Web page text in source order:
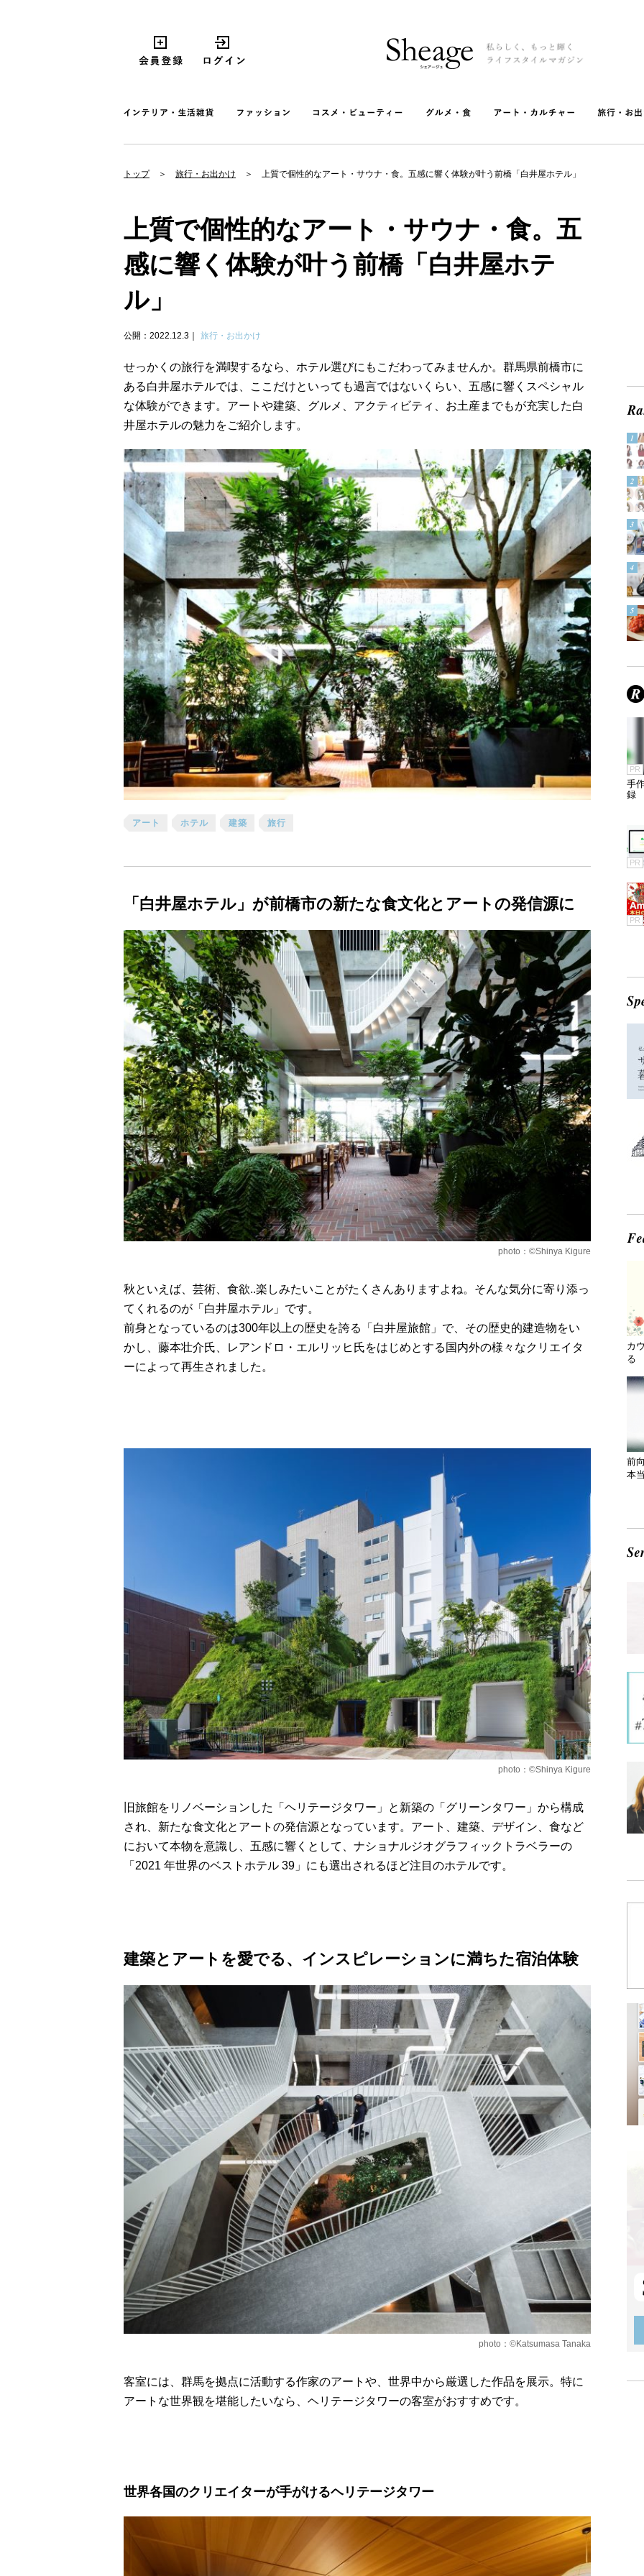
トップ 旅行・お出かけ 上質で個性的なアート・サウナ・食。五感に響く体験が叶う前橋「白井屋ホテル」
上質で個性的なアート・サウナ・食。五
感に響く体験が叶う前橋「白井屋ホテ
ル」
公開：2022.12.3 旅行・お出かけ
せっかくの旅行を満喫するなら、ホテル選びにもこだわってみませんか。群馬県前橋市に
ある白井屋ホテルでは、ここだけといっても過言ではないくらい、五感に響くスペシャル
な体験ができます。アートや建築、グルメ、アクティビティ、お土産までもが充実した白
井屋ホテルの魅力をご紹介します。
アート ホテル 建築 旅行
「白井屋ホテル」が前橋市の新たな食文化とアートの発信源に
photo：©Shinya Kigure
秋といえば、芸術、食欲..楽しみたいことがたくさんありますよね。そんな気分に寄り添っ
てくれるのが「白井屋ホテル」です。
前身となっているのは300年以上の歴史を誇る「⽩井屋旅館」で、その歴史的建造物をい
かし、藤本壮介氏、レアンドロ・エルリッヒ氏をはじめとする国内外の様々なクリエイタ
ーによって再生されました。
photo：©Shinya Kigure
旧旅館をリノベーションした「ヘリテージタワー」と新築の「グリーンタワー」から構成
され、新たな食文化とアートの発信源となっています。アート、建築、デザイン、⾷など
において本物を意識し、五感に響くとして、ナショナルジオグラフィックトラベラーの
「2021 年世界のベストホテル 39」にも選出されるほど注目のホテルです。
建築とアートを愛でる、インスピレーションに満ちた宿泊体験
photo：©Katsumasa Tanaka
客室には、群馬を拠点に活動する作家のアートや、世界中から厳選した作品を展示。特に
アートな世界観を堪能したいなら、ヘリテージタワーの客室がおすすめです。
世界各国のクリエイターが手がけるヘリテージタワー
PR
手
録
PR
PR
カ
る
前
本